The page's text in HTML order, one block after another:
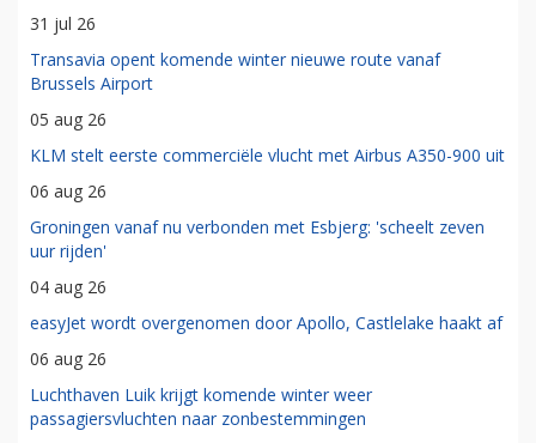
31 jul 26
Transavia opent komende winter nieuwe route vanaf
Brussels Airport
05 aug 26
KLM stelt eerste commerciële vlucht met Airbus A350-900 uit
06 aug 26
Groningen vanaf nu verbonden met Esbjerg: 'scheelt zeven
uur rijden'
04 aug 26
easyJet wordt overgenomen door Apollo, Castlelake haakt af
06 aug 26
Luchthaven Luik krijgt komende winter weer
passagiersvluchten naar zonbestemmingen